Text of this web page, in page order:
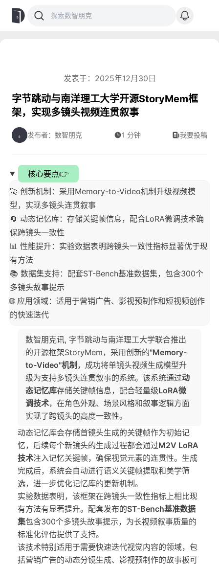
发表于：2025年12月30日
字节跳动与南洋理工大学开源StoryMem框
架，实现多镜头视频连贯叙事
发布者：数智朋克 1 分钟 我要投稿
核心要点👉
🚀 创新机制：采用Memory-to-Video机制升级视频模
型，实现多镜头连贯叙事
🔄 动态记忆库：存储关键帧信息，配合LoRA微调技术确
保跨镜头一致性
📊 性能提升：实验数据表明跨镜头一致性指标显著优于现
有方法
📚 数据集支持：配套ST-Bench基准数据集，包含300个
多镜头故事提示
🌐 应用领域：适用于营销广告、影视预制作和短视频创作
的快速迭代
数智朋克讯, 字节跳动与南洋理工大学联合推出
的开源框架StoryMem，采用创新的"Memory-
to-Video"机制 ，成功将单镜头视频生成模型升
级为支持多镜头连贯叙事的系统。该系统通过动
态记忆库存储关键帧信息，配合轻量级LoRA微
调技术，在角色外观、场景风格和叙事逻辑方面
实现了跨镜头的高度一致性。
动态记忆库会存储首镜头生成的关键帧作为初始记
忆，后续每个新镜头的生成过程都会通过M2V LoRA
技术注入记忆关键帧，确保视觉元素的连贯性。生成
完成后，系统会自动进行语义关键帧提取和美学筛
选，进一步优化记忆库的更新机制。
实验数据表明，该框架在跨镜头一致性指标上相比现
有方法有显著提升。配套发布的ST-Bench基准数据
集包含300个多镜头故事提示，为长视频叙事质量的
标准化评估提供了支持。
该技术特别适用于需要快速迭代视觉内容的领域，包
括营销广告的动态分镜生成、影视预制作的故事板可